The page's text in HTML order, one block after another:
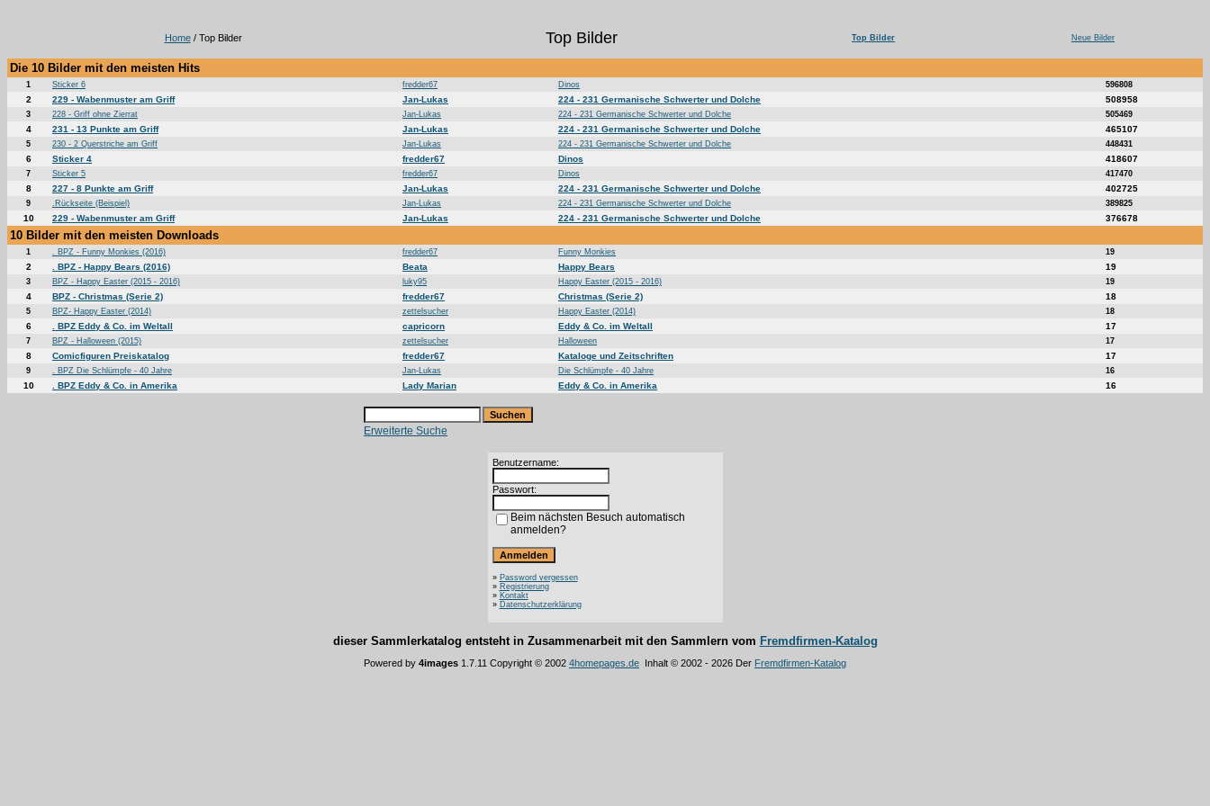
Home/ Top Bilder Top Bilder Top Bilder Neue Bilder
Die 10 Bilder mit den meisten Hits
1 Sticker 6 fredder67 Dinos 596808
2 229 - Wabenmuster am Griff Jan-Lukas 224 - 231 Germanische Schwerter und Dolche 508958
3 228 - Griff ohne Zierrat Jan-Lukas 224 - 231 Germanische Schwerter und Dolche 505469
4 231 - 13 Punkte am Griff Jan-Lukas 224 - 231 Germanische Schwerter und Dolche 465107
5 230 - 2 Querstriche am Griff Jan-Lukas 224 - 231 Germanische Schwerter und Dolche 448431
6 Sticker 4 fredder67 Dinos 418607
7 Sticker 5 fredder67 Dinos 417470
8 227 - 8 Punkte am Griff Jan-Lukas 224 - 231 Germanische Schwerter und Dolche 402725
9 .Rückseite (Beispiel) Jan-Lukas 224 - 231 Germanische Schwerter und Dolche 389825
10 229 - Wabenmuster am Griff Jan-Lukas 224 - 231 Germanische Schwerter und Dolche 376678
10 Bilder mit den meisten Downloads
1 . BPZ - Funny Monkies (2016) fredder67 Funny Monkies 19
2 . BPZ - Happy Bears (2016) Beata Happy Bears 19
3 BPZ - Happy Easter (2015 - 2016) luky95 Happy Easter (2015 - 2016) 19
4 BPZ - Christmas (Serie 2) fredder67 Christmas (Serie 2) 18
5 BPZ- Happy Easter (2014) zettelsucher Happy Easter (2014) 18
6 . BPZ Eddy & Co. im Weltall capricorn Eddy & Co. im Weltall 17
7 BPZ - Halloween (2015) zettelsucher Halloween 17
8 Comicfiguren Preiskatalog fredder67 Kataloge und Zeitschriften 17
9 . BPZ Die Schlümpfe - 40 Jahre Jan-Lukas Die Schlümpfe - 40 Jahre 16
10 . BPZ Eddy & Co. in Amerika Lady Marian Eddy & Co. in Amerika 16
Erweiterte Suche
Benutzername:
Passwort:
Beim nächsten Besuch automatisch
anmelden?
» Password vergessen
» Registrierung
» Kontakt
» Datenschutzerklärung
dieser Sammlerkatalog entsteht in Zusammenarbeit mit den Sammlern vom Fremdfirmen-Katalog
Powered by 4images 1.7.11 Copyright © 2002 4homepages.de Inhalt © 2002 - 2026 Der Fremdfirmen-Katalog